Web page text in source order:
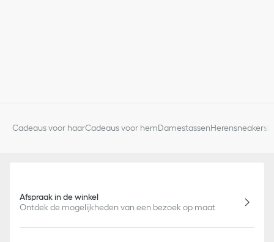
Cadeaus voor haarCadeaus voor hemDamestassenHerensneakers
Afspraak in de winkel
Ontdek de mogelijkheden van een bezoek op maat